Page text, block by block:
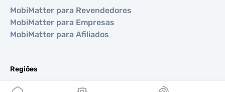
MobiMatter para Revendedores
MobiMatter para Empresas
MobiMatter para Afiliados
Regiões
eSIM para Europa